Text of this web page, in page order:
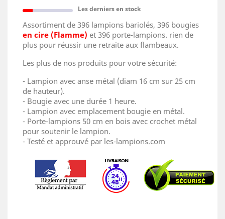
Les derniers en stock
Assortiment de 396 lampions bariolés, 396 bougies
en cire (Flamme) et 396 porte-lampions. rien de
plus pour réussir une retraite aux flambeaux.
Les plus de nos produits pour votre sécurité:
- Lampion avec anse métal (diam 16 cm sur 25 cm
de hauteur).
- Bougie avec une durée 1 heure.
- Lampion avec emplacement bougie en métal.
- Porte-lampions 50 cm en bois avec crochet métal
pour soutenir le lampion.
- Testé et approuvé par les-lampions.com